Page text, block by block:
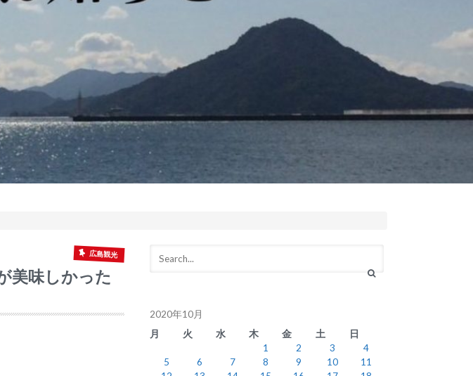
広島観光
美味しかった
2020年10月
月
火 水 木 金 土
日
1
2 3
4
5
6 7 8 9 10
11